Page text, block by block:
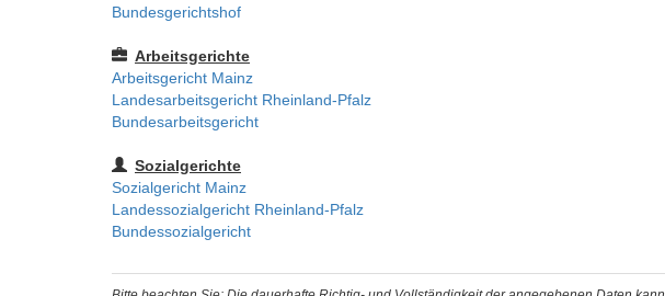
Bundesgerichtshof
Arbeitsgerichte
Arbeitsgericht Mainz
Landesarbeitsgericht Rheinland-Pfalz
Bundesarbeitsgericht
Sozialgerichte
Sozialgericht Mainz
Landessozialgericht Rheinland-Pfalz
Bundessozialgericht